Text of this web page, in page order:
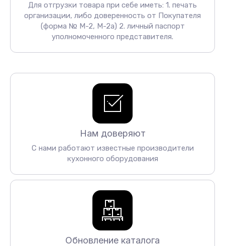
Для отгрузки товара при себе иметь: 1. печать
организации, либо доверенность от Покупателя
(форма № М-2, М-2а) 2. личный паспорт
уполномоченного представителя.
Нам доверяют
С нами работают известные производители
кухонного оборудования
Обновление каталога